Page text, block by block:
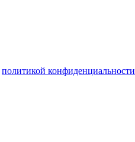
политикой конфиденциальности